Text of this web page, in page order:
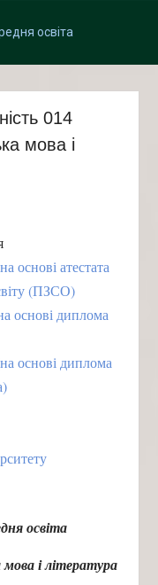
освіта
014
мова і
основі атестата
(ПЗСО)
основі диплома
основі диплома
освіта
мова і література